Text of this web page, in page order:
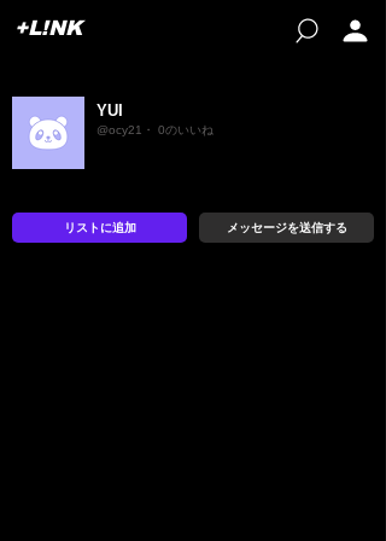
+L!NK
YUI
@ocy21・ 0のいいね
リストに追加 メッセージを送信する